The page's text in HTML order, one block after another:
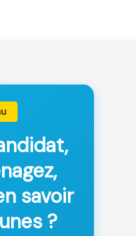
savoir
?